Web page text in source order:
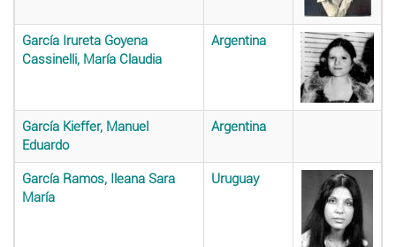
García Irureta Goyena
Cassinelli, María Claudia
Argentina
García Kieffer, Manuel
Eduardo
Argentina
García Ramos, Ileana Sara
María
Uruguay